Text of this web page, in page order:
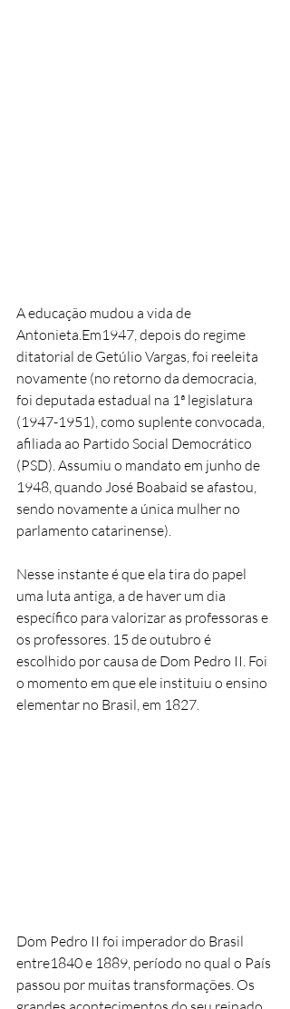
A educação mudou a vida de
Antonieta.Em1947, depois do regime
ditatorial de Getúlio Vargas, foi reeleita
novamente (no retorno da democracia,
foi deputada estadual na 1ª legislatura
(1947-1951), como suplente convocada,
afiliada ao Partido Social Democrático
(PSD). Assumiu o mandato em junho de
1948, quando José Boabaid se afastou,
sendo novamente a única mulher no
parlamento catarinense).
Nesse instante é que ela tira do papel
uma luta antiga, a de haver um dia
específico para valorizar as professoras e
os professores. 15 de outubro é
escolhido por causa de Dom Pedro II. Foi
o momento em que ele instituiu o ensino
elementar no Brasil, em 1827.
Dom Pedro II foi imperador do Brasil
entre1840 e 1889, período no qual o País
passou por muitas transformações. Os